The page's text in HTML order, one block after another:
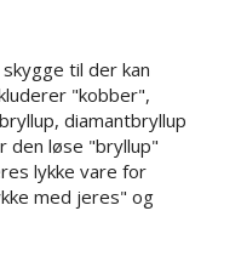
til der kan
"kobber",
diamantbryllup
den løse "bryllup"
lykke vare for
med jeres" og